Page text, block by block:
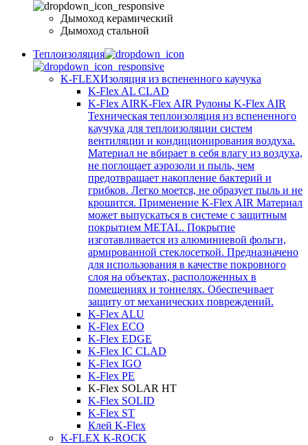
Дымоход керамический
Дымоход стальной
Теплоизоляция
K-FLEXИзоляция из вспененного каучука
K-Flex AL CLAD
K-Flex AIRK-Flex AIR Рулоны K-Flex AIR
Техническая теплоизоляция из вспененного
каучука для теплоизоляции систем
вентиляции и кондиционирования воздуха.
Материал не вбирает в себя влагу из воздуха,
не поглощает аэрозоли и пыль, чем
предотвращает накопление бактерий и
грибков. Легко моется, не образует пыль и не
крошится. Применение K-Flex AIR Материал
может выпускаться в системе c защитным
покрытием METAL. Покрытие
изготавливается из алюминиевой фольги,
армированной стеклосеткой. Предназначено
для использования в качестве покровного
слоя на объектах, расположенных в
помещениях и тоннелях. Обеспечивает
защиту от механических повреждений.
K-Flex ALU
K-Flex ECO
K-Flex EDGE
K-Flex IC CLAD
K-Flex IGO
K-Flex PE
K-Flex SOLAR HT
K-Flex SOLID
K-Flex ST
Клей K-Flex
K-FLEX K-ROCK